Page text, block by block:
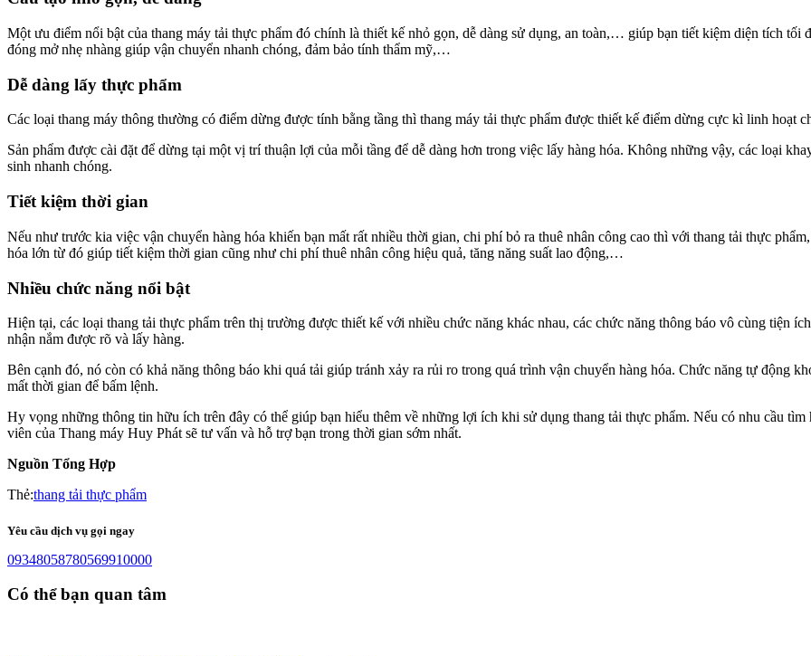
Một ưu điểm nổi bật của thang máy tải thực phẩm đó chính là thiết kế nhỏ gọn, dễ dàng sử dụng, an toàn,… giúp bạn tiết kiệm diện tích
đóng mở nhẹ nhàng giúp vận chuyển nhanh chóng, đảm bảo tính thẩm mỹ,…
Dễ dàng lấy thực phẩm
Các loại thang máy thông thường có điểm dừng được tính bằng tầng thì thang máy tải thực phẩm được thiết kế điểm dừng cực kì linh hoạt
Sản phẩm được cài đặt để dừng tại một vị trí thuận lợi của mỗi tầng để dễ dàng hơn trong việc lấy hàng hóa. Không những vậy, các loại
sinh nhanh chóng.
Tiết kiệm thời gian
Nếu như trước kia việc vận chuyển hàng hóa khiến bạn mất rất nhiều thời gian, chi phí bỏ ra thuê nhân công cao thì với thang tải thực
hóa lớn từ đó giúp tiết kiệm thời gian cũng như chi phí thuê nhân công hiệu quả, tăng năng suất lao động,…
Nhiều chức năng nổi bật
Hiện tại, các loại thang tải thực phẩm trên thị trường được thiết kế với nhiều chức năng khác nhau, các chức năng thông báo vô cùng tiện
nhận nắm được rõ và lấy hàng.
Bên cạnh đó, nó còn có khả năng thông báo khi quá tải giúp tránh xảy ra rủi ro trong quá trình vận chuyển hàng hóa. Chức năng tự động
mất thời gian để bấm lệnh.
Hy vọng những thông tin hữu ích trên đây có thể giúp bạn hiểu thêm về những lợi ích khi sử dụng thang tải thực phẩm. Nếu có nhu cầu tìm
viên của Thang máy Huy Phát sẽ tư vấn và hỗ trợ bạn trong thời gian sớm nhất.
Nguồn Tổng Hợp
Thẻ:thang tải thực phẩm
Yêu cầu dịch vụ gọi ngay
09348058780569910000
Có thể bạn quan tâm